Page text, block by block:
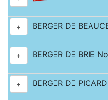
+ BERGER DE
+ BERGER DE BRIE
+ BERGER DE